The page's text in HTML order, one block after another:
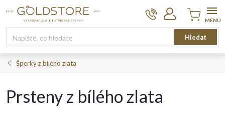
Hledat
Nákupní
košík
Šperky z bílého zlata
Prsteny z bílého zlata